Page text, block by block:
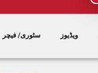
ویڈیوز سٹوری/ فیچر